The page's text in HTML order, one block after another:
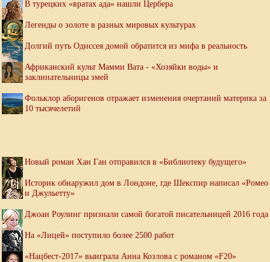
В турецких «вратах ада» нашли Цербера
Легенды о золоте в разных мировых культурах
Долгий путь Одиссея домой обратится из мифа в реальность
Африканский культ Мамми Вата - «Хозяйки воды» и
заклинательницы змей
Фольклор аборигенов отражает изменения очертаний материка за
10 тысячелетий
Новый роман Хан Ган отправился в «Библиотеку будущего»
Историк обнаружил дом в Лондоне, где Шекспир написал «Ромео
и Джульетту»
Джоан Роулинг признали самой богатой писательницей 2016 года
На «Лицей» поступило более 2500 работ
«Нацбест-2017» выиграла Анна Козлова с романом «F20»